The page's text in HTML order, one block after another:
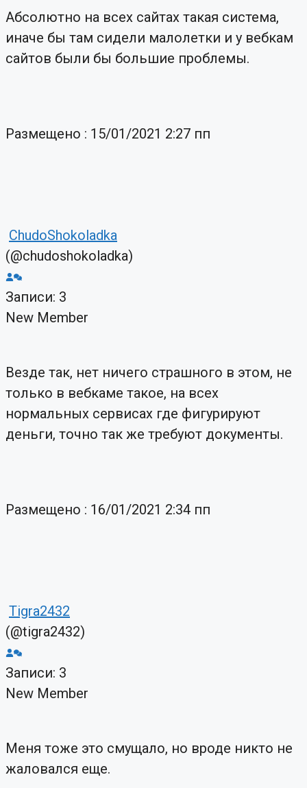
Абсолютно на всех сайтах такая система,
иначе бы там сидели малолетки и у вебкам
сайтов были бы большие проблемы.
Размещено : 15/01/2021 2:27 пп
ChudoShokoladka
(@chudoshokoladka)
Записи: 3
New Member
Везде так, нет ничего страшного в этом, не
только в вебкаме такое, на всех
нормальных сервисах где фигурируют
деньги, точно так же требуют документы.
Размещено : 16/01/2021 2:34 пп
Tigra2432
(@tigra2432)
Записи: 3
New Member
Меня тоже это смущало, но вроде никто не
жаловался еще.